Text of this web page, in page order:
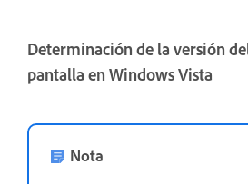
Determinación de la versión
pantalla en Windows Vista
Nota